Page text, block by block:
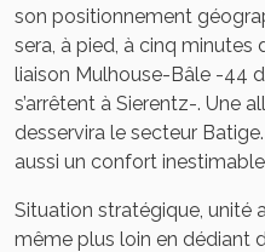
son positionnement
sera, à pied, à cinq minutes
liaison Mulhouse-Bâle -44
s’arrêtent à Sierentz-. Une
desservira le secteur
aussi un confort
Situation stratégique, unité
même plus loin en dédiant